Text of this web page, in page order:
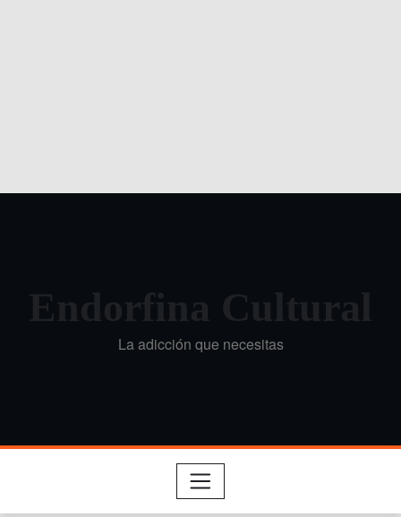
Endorfina Cultural
La adicción que necesitas